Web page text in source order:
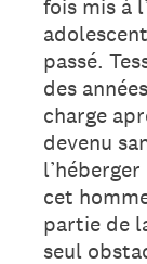
fois mis à
passé.
des
charge
devenu
cet
partie de
seul